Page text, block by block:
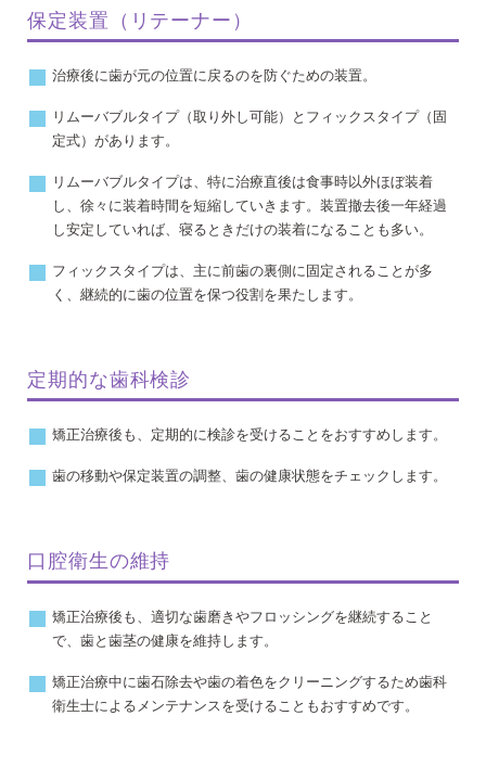
保定装置（リテーナー）
治療後に歯が元の位置に戻るのを防ぐための装置。
リムーバブルタイプ（取り外し可能）とフィックスタイプ（固
定式）があります。
リムーバブルタイプは、特に治療直後は食事時以外ほぼ装着
し、徐々に装着時間を短縮していきます。装置撤去後一年経過
し安定していれば、寝るときだけの装着になることも多い。
フィックスタイプは、主に前歯の裏側に固定されることが多
く、継続的に歯の位置を保つ役割を果たします。
定期的な歯科検診
矯正治療後も、定期的に検診を受けることをおすすめします。
歯の移動や保定装置の調整、歯の健康状態をチェックします。
口腔衛生の維持
矯正治療後も、適切な歯磨きやフロッシングを継続すること
で、歯と歯茎の健康を維持します。
矯正治療中に歯石除去や歯の着色をクリーニングするため歯科
衛生士によるメンテナンスを受けることもおすすめです。